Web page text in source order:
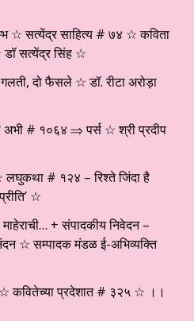
☆ सत्येंद्र साहित्य # ७४ ☆ कविता
सत्येंद्र सिंह ☆
दो फैसले ☆ डॉ. रीटा अरोड़ा
अभी # १०६४ ⇒ पर्स ☆ श्री प्रदीप
लघुकथा # १२४ – रिश्ते जिंदा है
☆
+ संपादकीय निवेदन –
☆ सम्पादक मंडळ ई-अभिव्यक्ति
☆ कवितेच्या प्रदेशात # ३२५ ☆ ।।